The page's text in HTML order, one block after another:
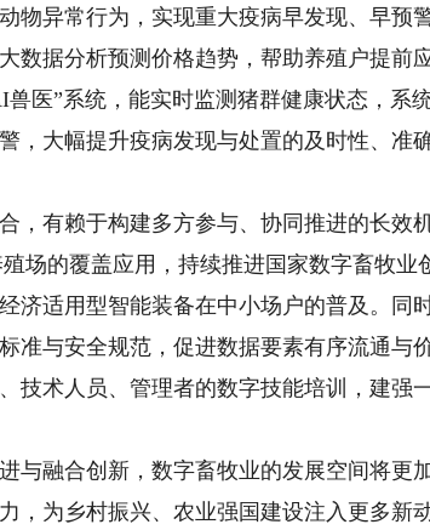
物异常行为，实现重大疫病早发现、早预
数据分析预测价格趋势，帮助养殖户提前
医”系统，能实时监测猪群健康状态，系
，大幅提升疫病发现与处置的及时性、准
有赖于构建多方参与、协同推进的长效
场的覆盖应用，持续推进国家数字畜牧业
济适用型智能装备在中小场户的普及。同
准与安全规范，促进数据要素有序流通与
技术人员、管理者的数字技能培训，建强
融合创新，数字畜牧业的发展空间将更
，为乡村振兴、农业强国建设注入更多新动